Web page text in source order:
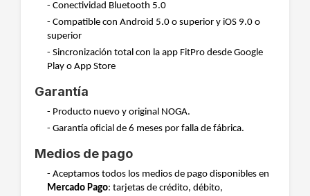
- Conectividad Bluetooth 5.0
- Compatible con Android 5.0 o superior y iOS 9.0 o
superior
- Sincronización total con la app FitPro desde Google
Play o App Store
Garantía
- Producto nuevo y original NOGA.
- Garantía oficial de 6 meses por falla de fábrica.
Medios de pago
- Aceptamos todos los medios de pago disponibles en
Mercado Pago: tarjetas de crédito, débito,